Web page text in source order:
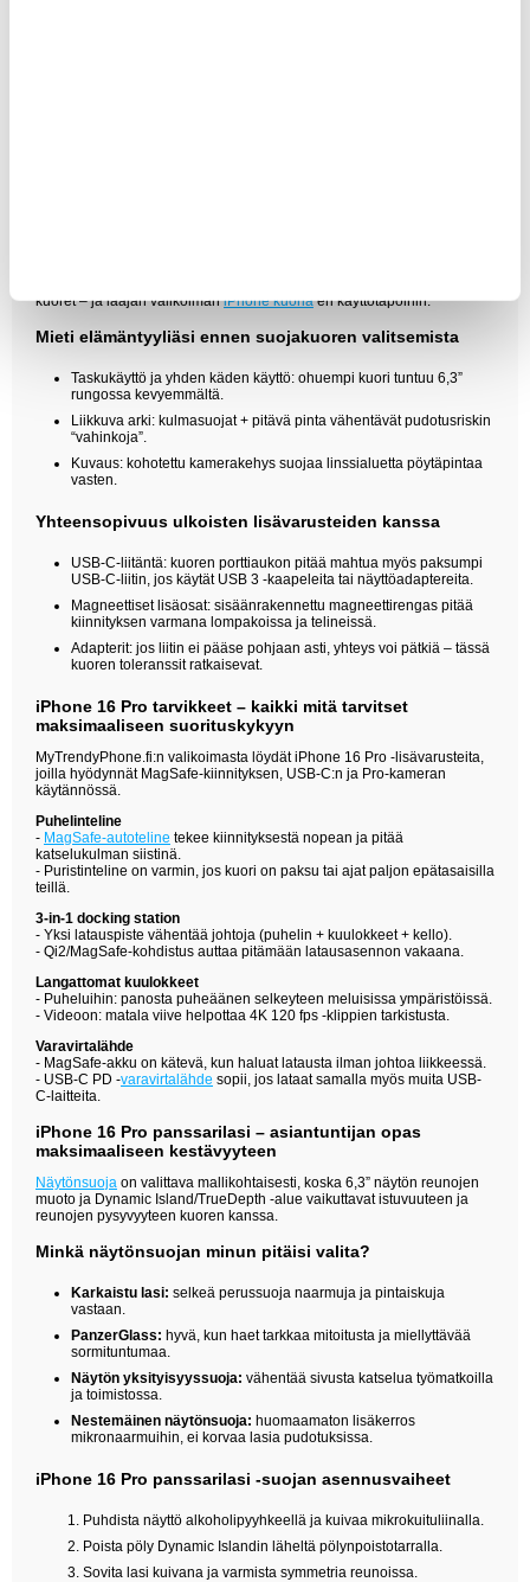
kuoret – ja laajan valikoimaniPhone kuoriaeri käyttötapoihin.
Mieti elämäntyyliäsi ennen suojakuoren valitsemista
Taskukäyttö ja yhden käden käyttö: ohuempi kuori tuntuu 6,3”
rungossa kevyemmältä.
Liikkuva arki: kulmasuojat + pitävä pinta vähentävät pudotusriskin
“vahinkoja”.
Kuvaus: kohotettu kamerakehys suojaa linssialuetta pöytäpintaa
vasten.
Yhteensopivuus ulkoisten lisävarusteiden kanssa
USB-C-liitäntä: kuoren porttiaukon pitää mahtua myös paksumpi
USB-C-liitin, jos käytät USB 3 -kaapeleita tai näyttöadaptereita.
Magneettiset lisäosat: sisäänrakennettu magneettirengas pitää
kiinnityksen varmana lompakoissa ja telineissä.
Adapterit: jos liitin ei pääse pohjaan asti, yhteys voi pätkiä – tässä
kuoren toleranssit ratkaisevat.
iPhone 16 Pro tarvikkeet – kaikki mitä tarvitset
maksimaaliseen suorituskykyyn
MyTrendyPhone.fi:n valikoimasta löydät iPhone 16 Pro -lisävarusteita,
joilla hyödynnät MagSafe-kiinnityksen, USB-C:n ja Pro-kameran
käytännössä.
Puhelinteline
- MagSafe-autoteline tekee kiinnityksestä nopean ja pitää
katselukulman siistinä.
- Puristinteline on varmin, jos kuori on paksu tai ajat paljon epätasaisilla
teillä.
3-in-1 docking station
- Yksi latauspiste vähentää johtoja (puhelin + kuulokkeet + kello).
- Qi2/MagSafe-kohdistus auttaa pitämään latausasennon vakaana.
Langattomat kuulokkeet
- Puheluihin: panosta puheäänen selkeyteen meluisissa ympäristöissä.
- Videoon: matala viive helpottaa 4K 120 fps -klippien tarkistusta.
Varavirtalähde
- MagSafe-akku on kätevä, kun haluat latausta ilman johtoa liikkeessä.
- USB-C PD -varavirtalähde sopii, jos lataat samalla myös muita USB-
C-laitteita.
iPhone 16 Pro panssarilasi – asiantuntijan opas
maksimaaliseen kestävyyteen
Näytönsuoja on valittava mallikohtaisesti, koska 6,3” näytön reunojen
muoto ja Dynamic Island/TrueDepth -alue vaikuttavat istuvuuteen ja
reunojen pysyvyyteen kuoren kanssa.
Minkä näytönsuojan minun pitäisi valita?
Karkaistu lasi: selkeä perussuoja naarmuja ja pintaiskuja
vastaan.
PanzerGlass: hyvä, kun haet tarkkaa mitoitusta ja miellyttävää
sormituntumaa.
Näytön yksityisyyssuoja: vähentää sivusta katselua työmatkoilla
ja toimistossa.
Nestemäinen näytönsuoja: huomaamaton lisäkerros
mikronaarmuihin, ei korvaa lasia pudotuksissa.
iPhone 16 Pro panssarilasi -suojan asennusvaiheet
Puhdista näyttö alkoholipyyhkeellä ja kuivaa mikrokuituliinalla.
Poista pöly Dynamic Islandin läheltä pölynpoistotarralla.
Sovita lasi kuivana ja varmista symmetria reunoissa.